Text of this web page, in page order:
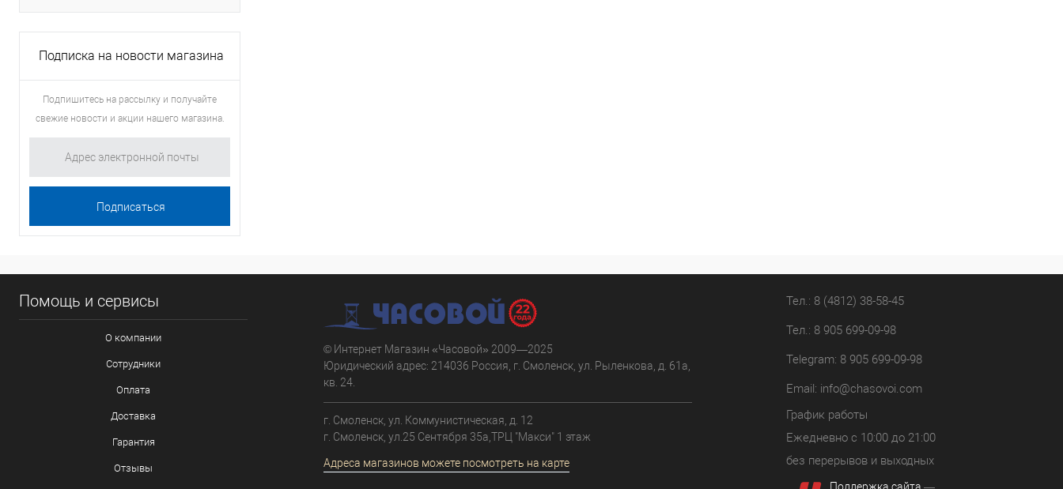
Подписка на новости магазина
Подпишитесь на рассылку и получайте
свежие новости и акции нашего магазина.
Помощь и сервисы
О компании
Сотрудники
Оплата
Доставка
Гарантия
Отзывы
© Интернет Магазин «Часовой» 2009—2025
Юридический адрес: 214036 Россия, г. Смоленск, ул. Рыленкова, д. 61а,
кв. 24.
г. Смоленск, ул. Коммунистическая, д. 12
г. Смоленск, ул.25 Сентября 35а,ТРЦ "Макси" 1 этаж
Адреса магазинов можете посмотреть на карте
Тел.: 8 (4812) 38-58-45
Тел.: 8 905 699-09-98
Telegram: 8 905 699-09-98
Email: info@chasovoi.com
График работы
Ежедневно с 10:00 до 21:00
без перерывов и выходных